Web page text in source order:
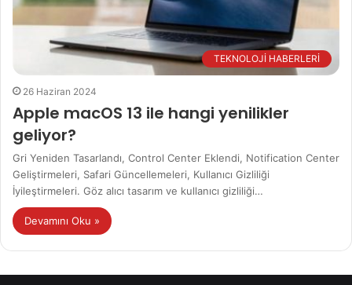
TEKNOLOJİ HABERLERİ
26 Haziran 2024
Apple macOS 13 ile hangi yenilikler
geliyor?
Gri Yeniden Tasarlandı, Control Center Eklendi, Notification Center
Geliştirmeleri, Safari Güncellemeleri, Kullanıcı Gizliliği
İyileştirmeleri. Göz alıcı tasarım ve kullanıcı gizliliği…
Devamını Oku »